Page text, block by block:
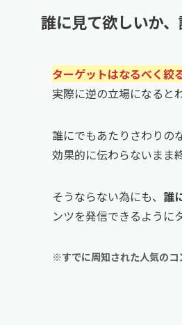
誰に見て欲しいか
ターゲットはなるべく絞
実際に逆の立場になると
誰にでもあたりさわりの
効果的に伝わらないまま
そうならない為にも、 誰
ンツを発信できるように
※すでに周知された人気のコ